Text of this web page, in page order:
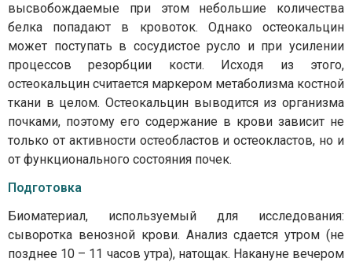
высвобождаемые при этом небольшие количества
белка попадают в кровоток. Однако остеокальцин
может поступать в сосудистое русло и при усилении
процессов резорбции кости. Исходя из этого,
остеокальцин считается маркером метаболизма костной
ткани в целом. Остеокальцин выводится из организма
почками, поэтому его содержание в крови зависит не
только от активности остеобластов и остеокластов, но и
от функционального состояния почек.
Подготовка
Биоматериал, используемый для исследования:
сыворотка венозной крови. Анализ сдается утром (не
позднее 10 – 11 часов утра), натощак. Накануне вечером